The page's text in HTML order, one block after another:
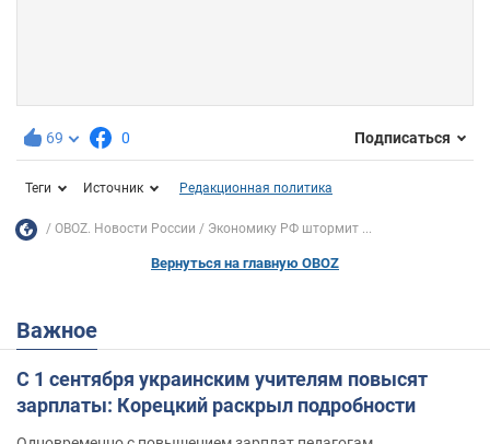
69 0 Подписаться
Теги Источник Редакционная политика
OBOZ. Новости России Экономику РФ штормит ...
Вернуться на главную OBOZ
Важное
С 1 сентября украинским учителям повысят
зарплаты: Корецкий раскрыл подробности